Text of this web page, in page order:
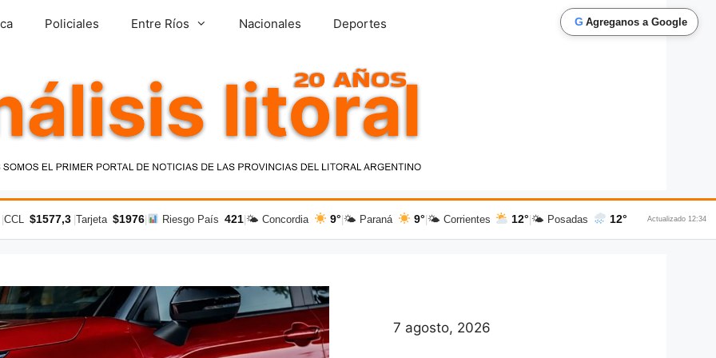
G Agreganos a Google
Policiales Entre Ríos Nacionales Deportes
CCL $1577,3 Tarjeta $1976| Riesgo País 421| 🌤 Concordia 9° 🌤 Paraná 9° 🌤 Corrientes 12° 🌤 Posadas 12° Actualizado 12:34
7 agosto, 2026